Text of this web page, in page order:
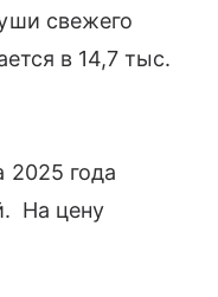
свежего
в 14,7 тыс.
года
На цену